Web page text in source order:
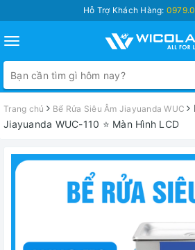
Hỗ Trợ Khách Hàng:
Toggle
navigation
Trang chủ Bể Rửa Siêu Âm Jiayuanda WUC
Jiayuanda WUC-110 ⭐ Màn Hình LCD